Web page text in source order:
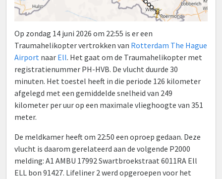
Op zondag 14 juni 2026 om 22:55 is er een
Traumahelikopter vertrokken van Rotterdam The Hague
Airport naar Ell. Het gaat om de Traumahelikopter met
registratienummer PH-HVB. De vlucht duurde 30
minuten. Het toestel heeft in die periode 126 kilometer
afgelegd met een gemiddelde snelheid van 249
kilometer per uur op een maximale vlieghoogte van 351
meter.
De meldkamer heeft om 22:50 een oproep gedaan. Deze
vlucht is daarom gerelateerd aan de volgende P2000
melding: A1 AMBU 17992 Swartbroekstraat 6011RA Ell
ELL bon 91427. Lifeliner 2 werd opgeroepen voor het